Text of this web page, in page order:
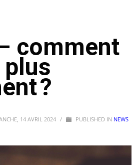
comment
?
14 AVRIL 2024 / PUBLISHED IN NEWS